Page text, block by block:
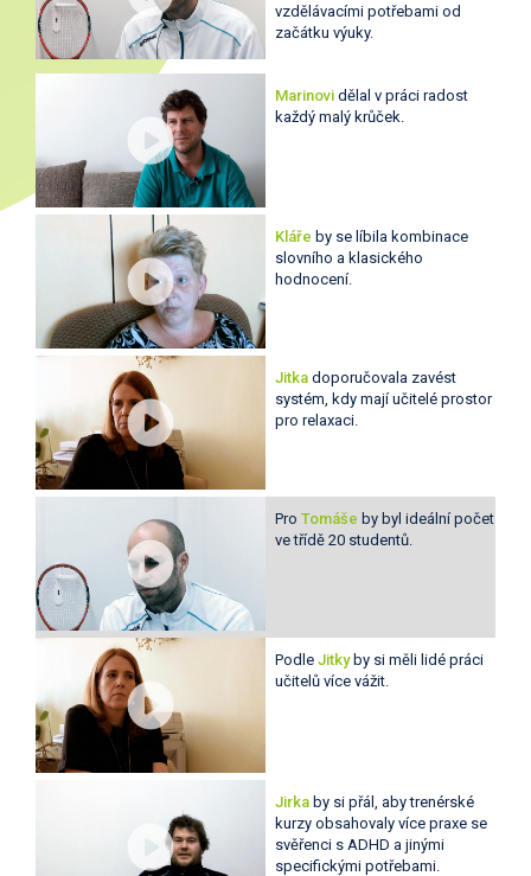
vzdělávacími potřebami od
začátku výuky.
Marinovi dělal v práci radost
každý malý krůček.
Kláře by se líbila kombinace
slovního a klasického
hodnocení.
Jitka doporučovala zavést
systém, kdy mají učitelé prostor
pro relaxaci.
Pro Tomáše by byl ideální počet
ve třídě 20 studentů.
Podle Jitky by si měli lidé práci
učitelů více vážit.
Jirka by si přál, aby trenérské
kurzy obsahovaly více praxe se
svěřenci s ADHD a jinými
specifickými potřebami.